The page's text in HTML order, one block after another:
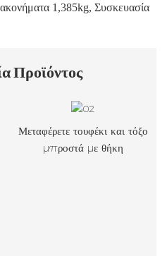
1,385kg, Συσκευασία
Προϊόντος
Μεταφέρετε τουφέκι και τόξο
μπροστά με θήκη